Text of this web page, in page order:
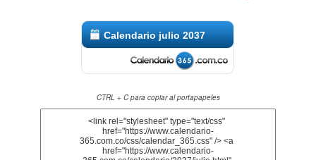
Calendario julio 2037
CTRL + C para copiar al portapapeles